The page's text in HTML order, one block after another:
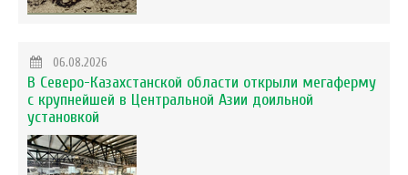
06.08.2026
В Северо-Казахстанской области открыли мегаферму
с крупнейшей в Центральной Азии доильной
установкой